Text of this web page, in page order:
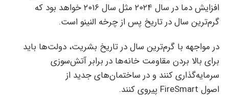
افزایش دما در سال ۲۰۲۴ مثل سال ۲۰۱۶ خواهد بود كه
گرم‌ترین سال در تاریخ پس از چرخه النینو است.
در مواجهه با گرم‌ترین سال در تاریخ بشریت، دولت‌ها باید
برای بالا بردن مقاومت خانه‌ها در برابر آتش‌سوزی
سرمایه‌گذاری کنند و در ساختمان‌های جدید از
اصول FireSmart پیروی کنند.